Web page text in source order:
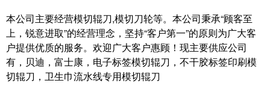
本公司主要经营模切辊刀,模切刀轮等。本公司秉承“顾客至
上，锐意进取”的经营理念，坚持“客户第一”的原则为广大客
户提供优质的服务。欢迎广大客户惠顾！现主要供应公司
有，贝迪，富士康，电子标签模切辊刀，不干胶标签印刷模
切辊刀，卫生巾流水线专用模切辊刀